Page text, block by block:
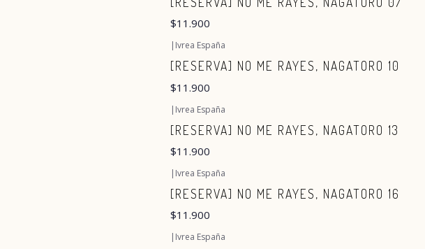
$11.900
| Ivrea España
[RESERVA] NO ME RAYES, NAGATORO 10
$11.900
| Ivrea España
[RESERVA] NO ME RAYES, NAGATORO 13
$11.900
| Ivrea España
[RESERVA] NO ME RAYES, NAGATORO 16
$11.900
| Ivrea España